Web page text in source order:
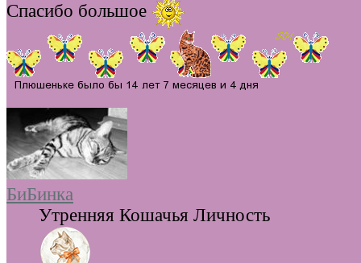
Спасибо большое
БиБинка
Утренняя Кошачья Личность